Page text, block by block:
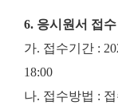
6. 응시원서 접수
가. 접수기간 :
18:00
나. 접수방법 :